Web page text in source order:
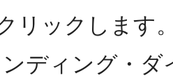
リックします
ディング・